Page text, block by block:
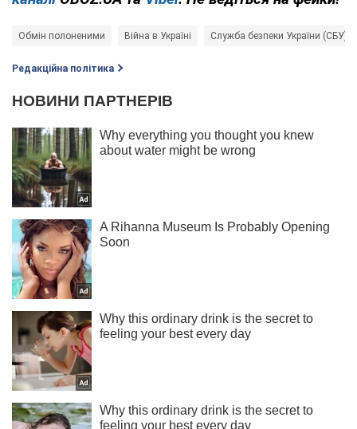
Обмін полоненими Війна в Україні Служба безпеки України (СБУ)
Редакційна політика